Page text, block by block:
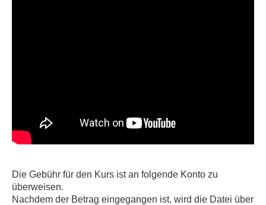
Die Gebühr für den Kurs ist an folgende Konto zu
überweisen.
Nachdem der Betrag eingegangen ist, wird die Datei über